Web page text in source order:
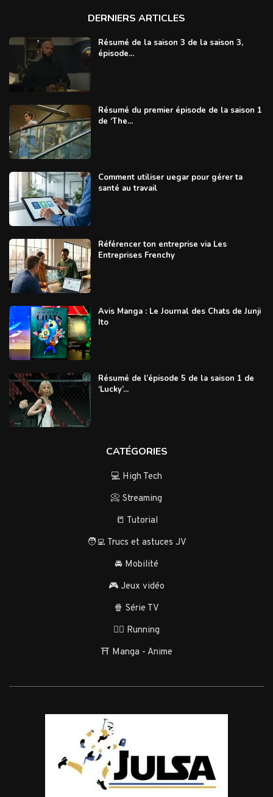
DERNIERS ARTICLES
Résumé de la saison 3 de la saison 3,
épisode...
Résumé du premier épisode de la saison 1
de ‘The...
Comment utiliser uegar pour gérer ta
santé au travail
Référencer ton entreprise via Les
Entreprises Frenchy
Avis Manga : Le Journal des Chats de Junji
Ito
Résumé de l’épisode 5 de la saison 1 de
‘Lucky’...
CATÉGORIES
💻 High Tech
📀 Streaming
📒 Tutorial
🧑‍💻 Trucs et astuces JV
🚘 Mobilité
🎮 Jeux vidéo
🍿 Série TV
🏃‍♂️ Running
⛩️ Manga - Anime